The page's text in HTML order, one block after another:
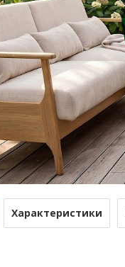
Характеристики